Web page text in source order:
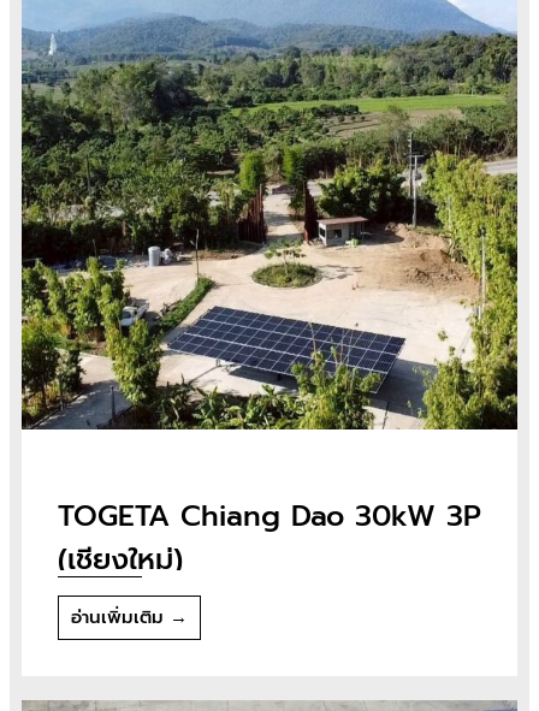
TOGETA Chiang Dao 30kW 3P
(เชียงใหม่)
อ่านเพิ่มเติม →